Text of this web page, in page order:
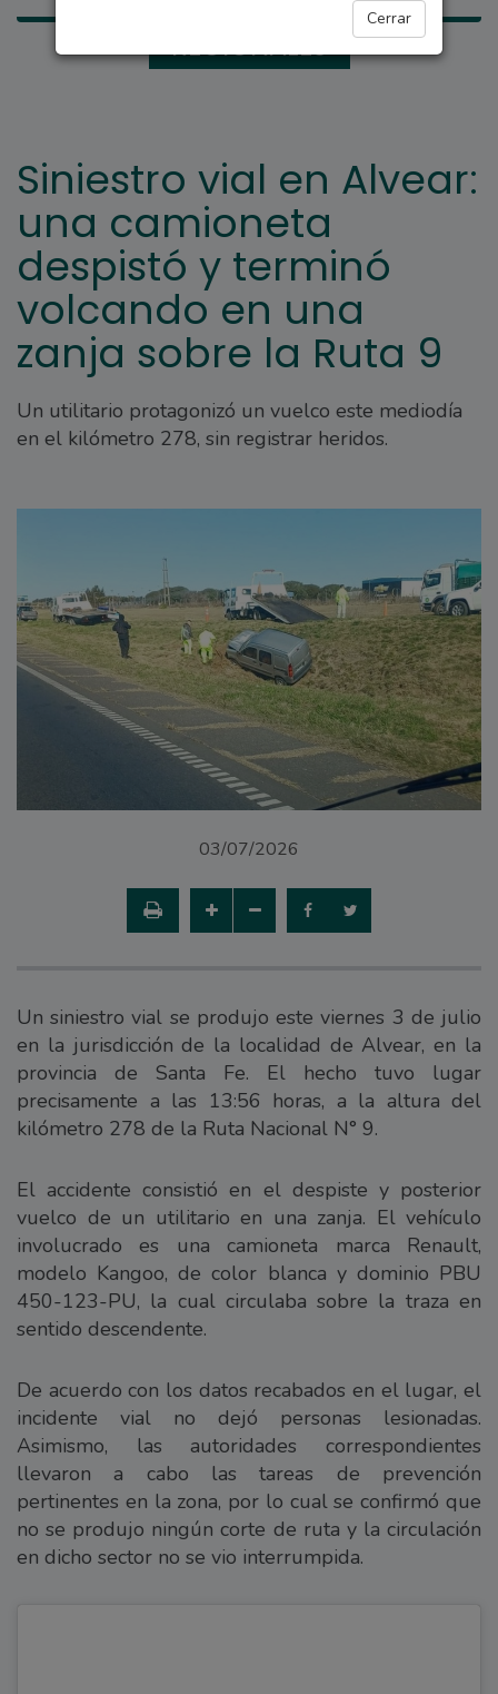
Cerrar
REGIONALES
Siniestro vial en Alvear:
una camioneta
despistó y terminó
volcando en una
zanja sobre la Ruta 9
Un utilitario protagonizó un vuelco este mediodía
en el kilómetro 278, sin registrar heridos.
03/07/2026
Un siniestro vial se produjo este viernes 3 de julio
en la jurisdicción de la localidad de Alvear, en la
provincia de Santa Fe. El hecho tuvo lugar
precisamente a las 13:56 horas, a la altura del
kilómetro 278 de la Ruta Nacional N° 9.
El accidente consistió en el despiste y posterior
vuelco de un utilitario en una zanja. El vehículo
involucrado es una camioneta marca Renault,
modelo Kangoo, de color blanca y dominio PBU
450-123-PU, la cual circulaba sobre la traza en
sentido descendente.
De acuerdo con los datos recabados en el lugar, el
incidente vial no dejó personas lesionadas.
Asimismo, las autoridades correspondientes
llevaron a cabo las tareas de prevención
pertinentes en la zona, por lo cual se confirmó que
no se produjo ningún corte de ruta y la circulación
en dicho sector no se vio interrumpida.